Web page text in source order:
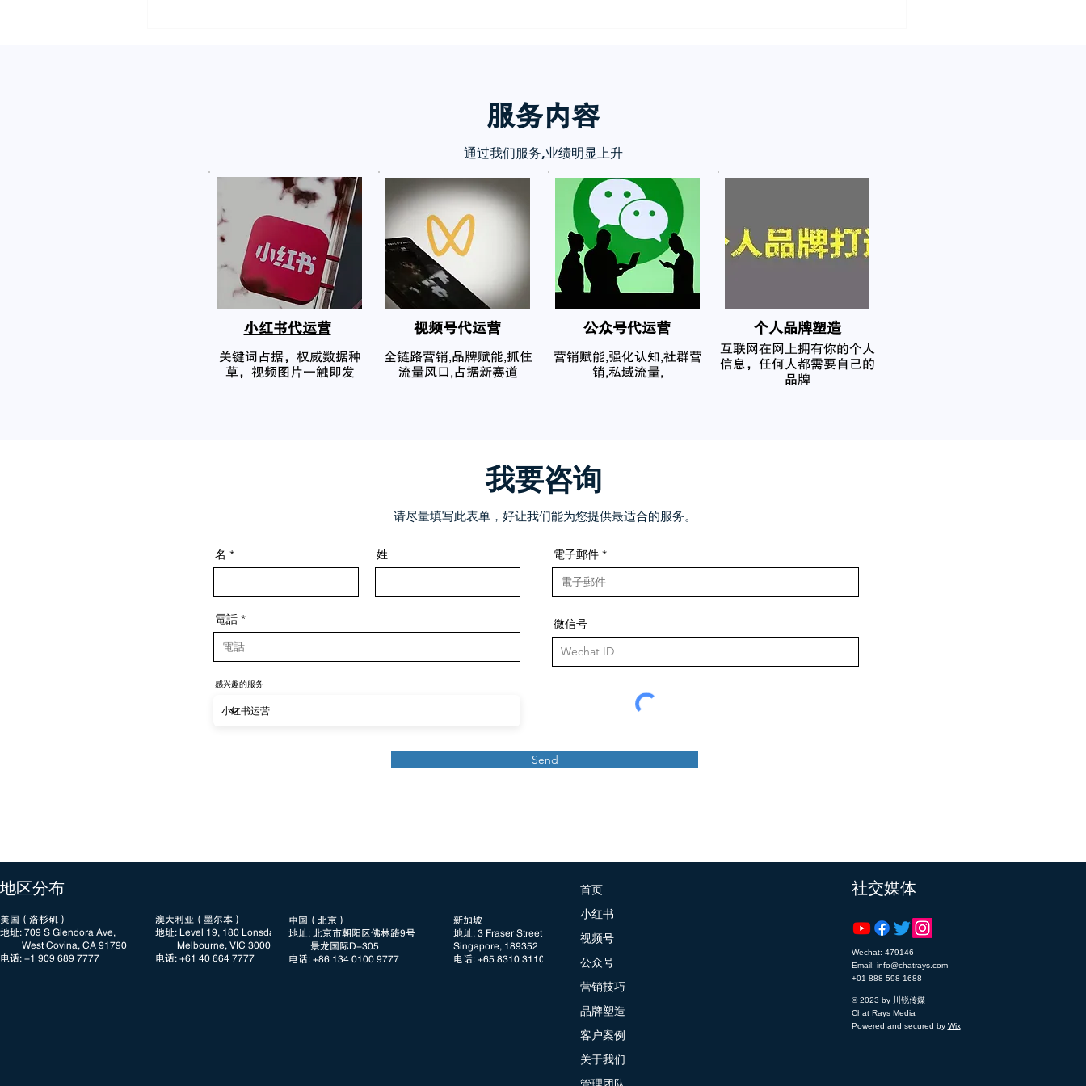
服务内容
通过我们服务,业绩明显上升
小红书代运营
关键词占据，权威数据种
草，视频图片一触即发
​视频号代运营
全链路营销,品牌赋能,抓住
流量风口,占据新赛道
公众号代运营
营销赋能,强化认知,社群营
销,私域流量,
个人品牌塑造
互联网在网上拥有你的个人
信息，任何人都需要自己的
品牌
我要咨询
请尽量填写此表单，好让我们能为您提供最适合的服务。
名 姓
電話
感兴趣的服务
電子郵件
微信号
Send
​地区分布
美国（洛杉矶）
地址: 709 S Glendora Ave,
West Covina, CA 91790
电话: +1 909 689 7777​​
澳大利亚（墨尔本）
地址: Level 19, 180 Lonsdale Street
Melbourne, VIC 3000
电话: +61 40 664 7777
中国（北京）
地址: 北京市朝阳区佛林路9号
景龙国际D-305
电话: +86 134 0100 9777
新加坡
地址: 3 Fraser Street, #08 DUO Tower
Singapore, 189352
电话: +65 8310 3110
首页
小红书
视频号
公众号
营销技巧
品牌塑造
客户案例
关于我们
​社交媒体
Wechat: 479146
Email: info@chatrays.com
+01 888 598 1688
© 2023 by 川锐传媒
Chat Rays Media
Powered and secured by Wix